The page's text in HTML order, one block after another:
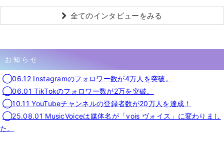
全てのインタビューをみる
お知らせ
◯06.12 Instagramのフォロワー数が4万人を突破。
◯06.01 TikTokのフォロワー数が2万を突破。
◯10.11 YouTubeチャンネルの登録者数が20万人を達成！
◯25.08.01 MusicVoiceは媒体名が「vois ヴォイス」に変わりまし
た。